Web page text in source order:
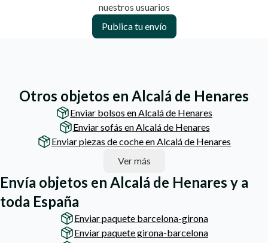
nuestros usuarios
Publica tu envío
Otros objetos en Alcalá de Henares
Enviar bolsos en Alcalá de Henares
Enviar sofás en Alcalá de Henares
Enviar piezas de coche en Alcalá de Henares
Ver más
Envía objetos en Alcalá de Henares y a
toda España
Enviar paquete barcelona-girona
Enviar paquete girona-barcelona